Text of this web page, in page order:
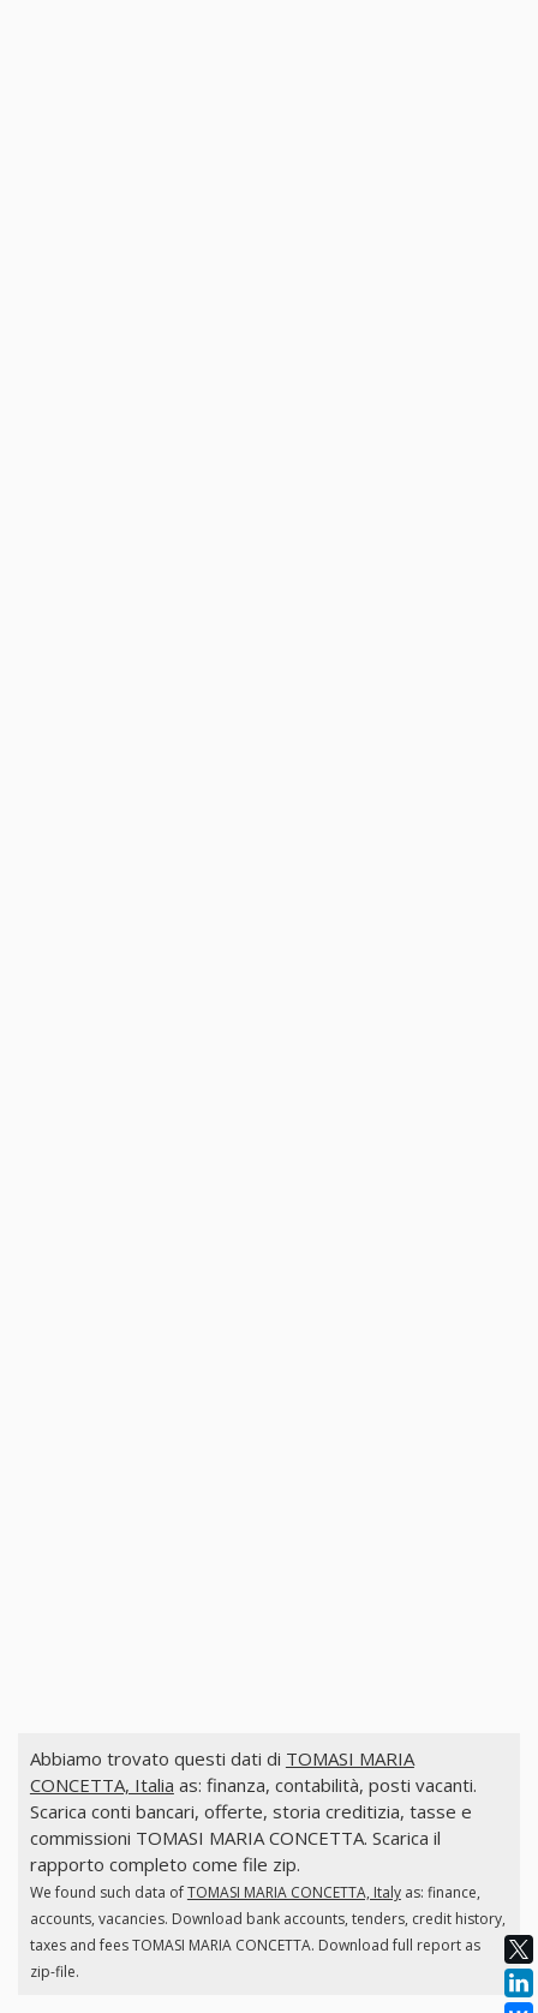
Abbiamo trovato questi dati di TOMASI MARIA
CONCETTA, Italia as: finanza, contabilità, posti vacanti.
Scarica conti bancari, offerte, storia creditizia, tasse e
commissioni TOMASI MARIA CONCETTA. Scarica il
rapporto completo come file zip.
We found such data ofTOMASI MARIA CONCETTA, Italyas: finance,
accounts, vacancies. Download bank accounts, tenders, credit history,
taxes and fees TOMASI MARIA CONCETTA. Download full report as
zip-file.